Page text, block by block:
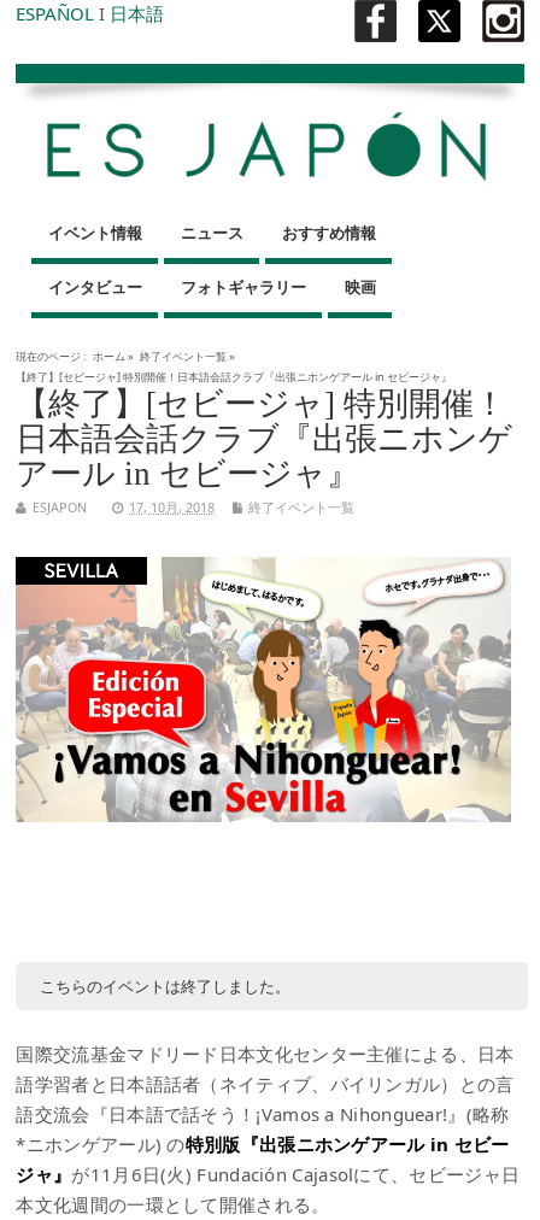
ESPAÑOL I 日本語
イベント情報 ニュース おすすめ情報
インタビュー フォトギャラリー 映画
現在のページ : ホーム » 終了イベント一覧»
【終了】[セビージャ] 特別開催！日本語会話クラブ『出張ニホンゲアール in セビージャ』
【終了】[セビージャ] 特別開催！
日本語会話クラブ『出張ニホンゲ
アール in セビージャ』
ESJAPON 17, 10月, 2018 終了イベント一覧
こちらのイベントは終了しました。
国際交流基金マドリード日本文化センター主催による、日本
語学習者と日本語話者（ネイティブ、バイリンガル）との言
語交流会『日本語で話そう！¡Vamos a Nihonguear!』(略称
*ニホンゲアール) の特別版『出張ニホンゲアール in セビー
ジャ』 が11月6日(火) Fundación Cajasolにて、セビージャ日
本文化週間の一環として開催される。